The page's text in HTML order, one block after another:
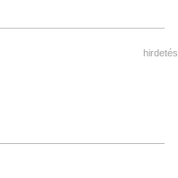
hirdetés